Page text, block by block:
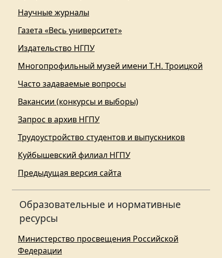
Научные журналы
Газета «Весь университет»
Издательство НГПУ
Многопрофильный музей имени Т.Н. Троицкой
Часто задаваемые вопросы
Вакансии (конкурсы и выборы)
Запрос в архив НГПУ
Трудоустройство студентов и выпускников
Куйбышевский филиал НГПУ
Предыдущая версия сайта
Образовательные и нормативные
ресурсы
Министерство просвещения Российской
Федерации